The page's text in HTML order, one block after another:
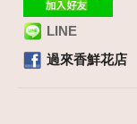
LINE
過來香鮮花店